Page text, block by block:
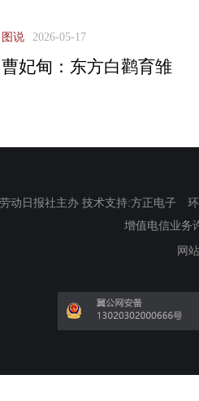
图说 2026-05-17
曹妃甸：东方白鹳育雏
动日报社主办 技术支持:方正电子
增值电信业务
网